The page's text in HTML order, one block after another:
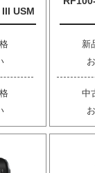
USM
新
中